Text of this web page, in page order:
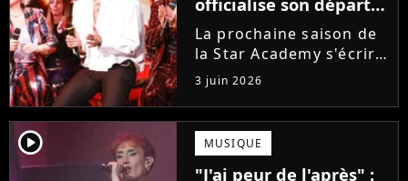
"Ça devenait assez
compliqué"
La prochaine saison de
la Star Academy s'écrira
avec une nouvelle
recrue dans ses rangs.
Coach d'expression
scénique de l'émission,
Marlène Schaff ne
rempilera pas à la table
3 juin 2026
player2 MUSIQUE
"J'ai peur de l'après" :